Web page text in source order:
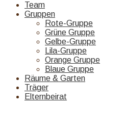
Team
Gruppen
Rote-Gruppe
Grüne Gruppe
Gelbe-Gruppe
Lila-Gruppe
Orange Gruppe
Blaue Gruppe
Räume & Garten
Träger
Elternbeirat